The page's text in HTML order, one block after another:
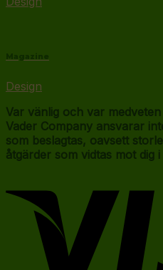
Design
Var vänlig och var
Vader Company ansvarar
som beslagtas, oavsett
åtgärder som vidtas mot dig